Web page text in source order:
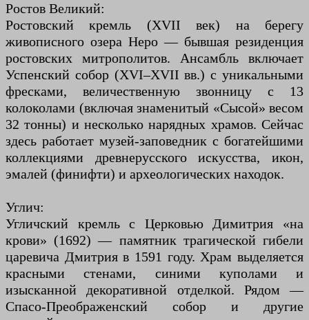
Ростов Великий:
Ростовский кремль (XVII век) на берегу
живописного озера Неро — бывшая резиденция
ростовских митрополитов. Ансамбль включает
Успенский собор (XVI–XVII вв.) с уникальными
фресками, величественную звонницу с 13
колоколами (включая знаменитый «Сысой» весом
32 тонны) и несколько нарядных храмов. Сейчас
здесь работает музей-заповедник с богатейшими
коллекциями древнерусского искусства, икон,
эмалей (финифти) и археологических находок.
Углич:
Угличский кремль с Церковью Димитрия «на
крови» (1692) — памятник трагической гибели
царевича Дмитрия в 1591 году. Храм выделяется
красными стенами, синими куполами и
изысканной декоративной отделкой. Рядом —
Спасо-Преображенский собор и другие